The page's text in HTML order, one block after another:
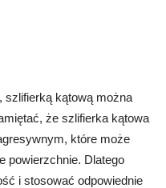
szlifierką kątową można
że szlifierka kątowa
które może
powierzchnie. Dlatego
i stosować odpowiednie